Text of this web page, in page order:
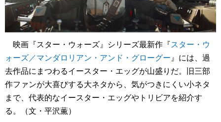
映画『スター・ウォーズ』シリーズ最新作『スター・ウ
ォーズ／マンダロリアン・アンド・グローグー 』には、過
去作品にまつわるイースター・エッグが山盛りだ。旧三部
作ファンが大喜びする大ネタから、気がつきにくい小ネタ
まで、代表的なイースター・エッグやトリビアを紹介す
る。（文・平沢薫）